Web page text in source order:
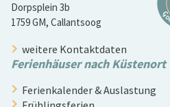
Dorpsplein 3b
1759 GM, Callantsoog
weitere Kontaktdaten
Ferienhäuser nach Küstenort
Ferienkalender & Auslastung